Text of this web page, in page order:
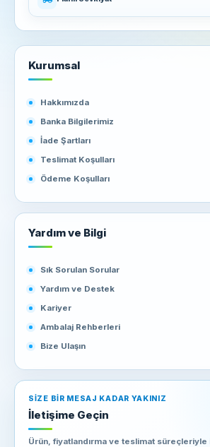
Kurumsal
Hakkımızda
Banka Bilgilerimiz
İade Şartları
Teslimat Koşulları
Ödeme Koşulları
Yardım ve Bilgi
Sık Sorulan Sorular
Yardım ve Destek
Kariyer
Ambalaj Rehberleri
Bize Ulaşın
SIZE BIR MESAJ KADAR YAKINIZ
İletişime Geçin
Ürün, fiyatlandırma ve teslimat